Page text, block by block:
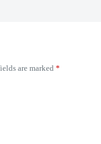
are marked *